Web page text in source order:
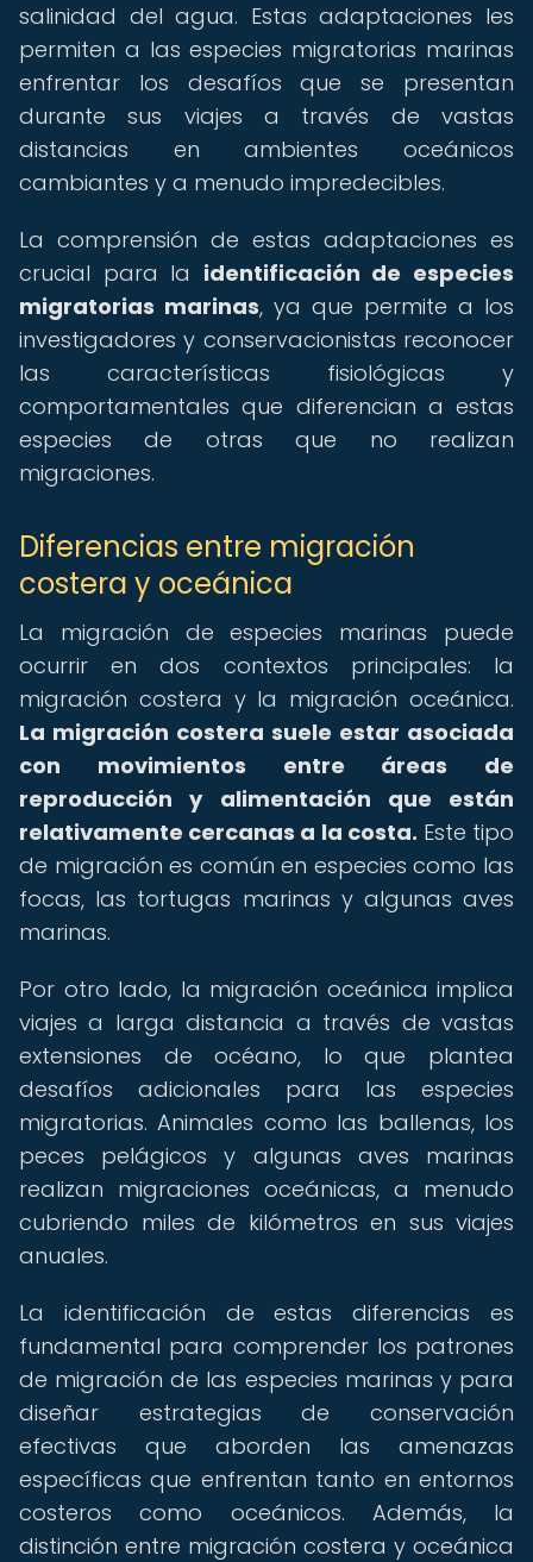
salinidad del agua. Estas adaptaciones les
permiten a las especies migratorias marinas
enfrentar los desafíos que se presentan
durante sus viajes a través de vastas
distancias en ambientes oceánicos
cambiantes y a menudo impredecibles.
La comprensión de estas adaptaciones es
crucial para la identificación de especies
migratorias marinas, ya que permite a los
investigadores y conservacionistas reconocer
las características fisiológicas y
comportamentales que diferencian a estas
especies de otras que no realizan
migraciones.
Diferencias entre migración
costera y oceánica
La migración de especies marinas puede
ocurrir en dos contextos principales: la
migración costera y la migración oceánica.
La migración costera suele estar asociada
con movimientos entre áreas de
reproducción y alimentación que están
relativamente cercanas a la costa. Este tipo
de migración es común en especies como las
focas, las tortugas marinas y algunas aves
marinas.
Por otro lado, la migración oceánica implica
viajes a larga distancia a través de vastas
extensiones de océano, lo que plantea
desafíos adicionales para las especies
migratorias. Animales como las ballenas, los
peces pelágicos y algunas aves marinas
realizan migraciones oceánicas, a menudo
cubriendo miles de kilómetros en sus viajes
anuales.
La identificación de estas diferencias es
fundamental para comprender los patrones
de migración de las especies marinas y para
diseñar estrategias de conservación
efectivas que aborden las amenazas
específicas que enfrentan tanto en entornos
costeros como oceánicos. Además, la
distinción entre migración costera y oceánica